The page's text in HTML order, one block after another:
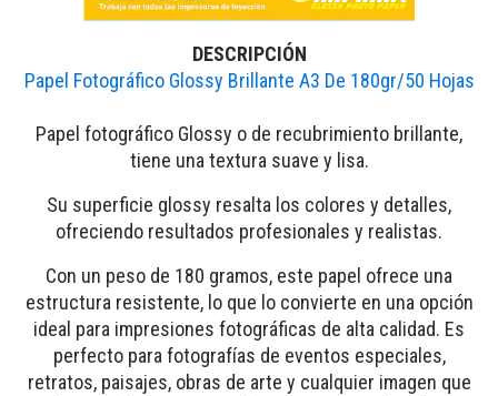
DESCRIPCIÓN
Papel Fotográfico Glossy Brillante A3 De 180gr/50 Hojas
Papel fotográfico Glossy o de recubrimiento brillante,
tiene una textura suave y lisa.
Su superficie glossy resalta los colores y detalles,
ofreciendo resultados profesionales y realistas.
Con un peso de 180 gramos, este papel ofrece una
estructura resistente, lo que lo convierte en una opción
ideal para impresiones fotográficas de alta calidad. Es
perfecto para fotografías de eventos especiales,
retratos, paisajes, obras de arte y cualquier imagen que